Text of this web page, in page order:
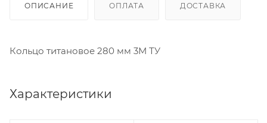
ОПИСАНИЕ ОПЛАТА ДОСТАВКА
Кольцо титановое 280 мм 3М ТУ
Характеристики